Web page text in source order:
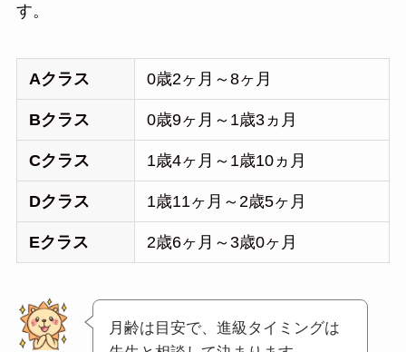
す。
Aクラス 0歳2ヶ月～8ヶ月
Bクラス 0歳9ヶ月～1歳3ヵ月
Cクラス 1歳4ヶ月～1歳10ヵ月
Dクラス 1歳11ヶ月～2歳5ヶ月
Eクラス 2歳6ヶ月～3歳0ヶ月
月齢は目安で、進級タイミングは